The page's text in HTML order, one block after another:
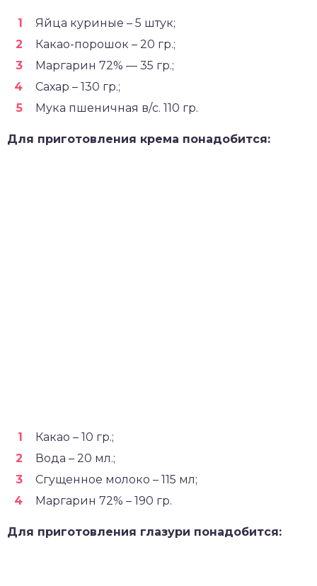
Яйца куриные – 5 штук;
Какао-порошок – 20 гр.;
Маргарин 72% — 35 гр.;
Сахар – 130 гр.;
Мука пшеничная в/с. 110 гр.
Для приготовления крема понадобится:
Какао – 10 гр.;
Вода – 20 мл.;
Сгущенное молоко – 115 мл;
Маргарин 72% – 190 гр.
Для приготовления глазури понадобится: